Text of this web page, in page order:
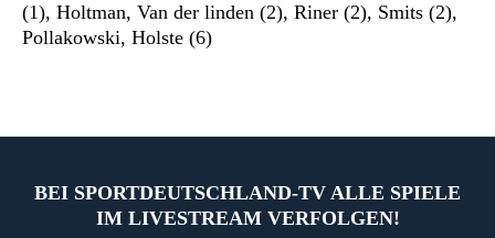
(1), Holtman, Van der linden (2), Riner (2), Smits (2),
Pollakowski, Holste (6)
BEI SPORTDEUTSCHLAND-TV ALLE SPIELE
IM LIVESTREAM VERFOLGEN!